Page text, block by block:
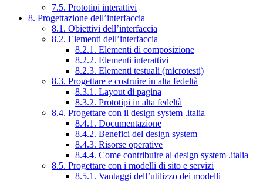
7.5. Prototipi interattivi
8. Progettazione dell’interfaccia
8.1. Obiettivi dell’interfaccia
8.2. Elementi dell’interfaccia
8.2.1. Elementi di composizione
8.2.2. Elementi interattivi
8.2.3. Elementi testuali (microtesti)
8.3. Progettare e costruire in alta fedeltà
8.3.1. Layout di pagina
8.3.2. Prototipi in alta fedeltà
8.4. Progettare con il design system .italia
8.4.1. Documentazione
8.4.2. Benefici del design system
8.4.3. Risorse operative
8.4.4. Come contribuire al design system .italia
8.5. Progettare con i modelli di sito e servizi
8.5.1. Vantaggi dell’utilizzo dei modelli